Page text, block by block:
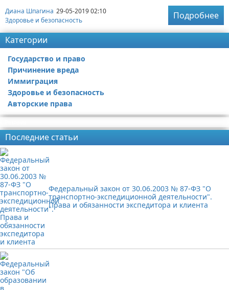
Диана Шпагина 29-05-2019 02:10
Здоровье и безопасность
Подробнее
Категории
Государство и право
Причинение вреда
Иммиграция
Здоровье и безопасность
Авторские права
Последние статьи
Федеральный закон от 30.06.2003 № 87-ФЗ "О
транспортно-экспедиционной деятельности".
Права и обязанности экспедитора и клиента